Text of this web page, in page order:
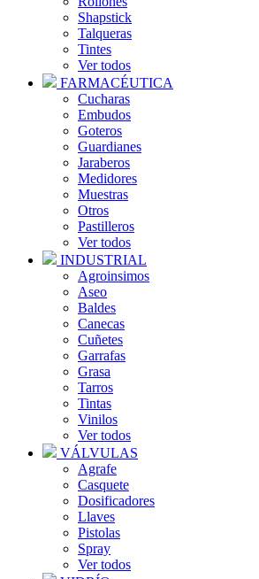
Shapstick
Talqueras
Tintes
Ver todos
FARMACÉUTICA
Cucharas
Embudos
Goteros
Guardianes
Jaraberos
Medidores
Muestras
Otros
Pastilleros
Ver todos
INDUSTRIAL
Agroinsimos
Aseo
Baldes
Canecas
Cuñetes
Garrafas
Grasa
Tarros
Tintas
Vinilos
Ver todos
VÁLVULAS
Agrafe
Casquete
Dosificadores
Llaves
Pistolas
Spray
Ver todos